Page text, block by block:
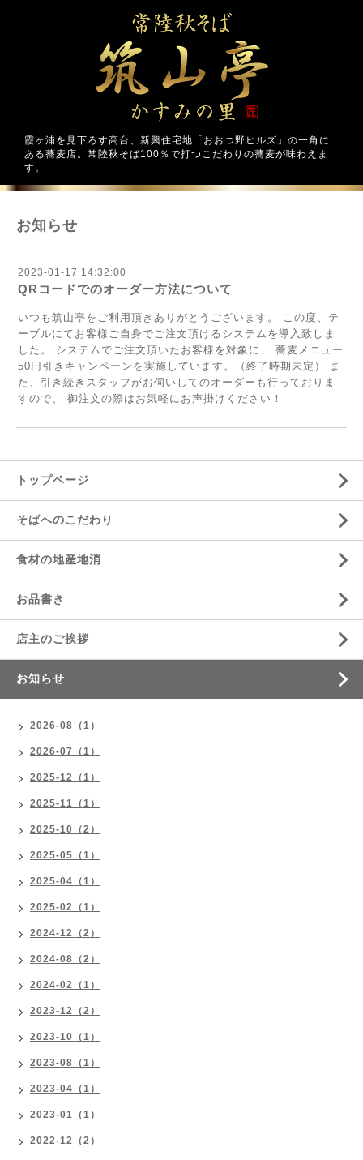
霞ヶ浦を見下ろす高台、新興住宅地「おおつ野ヒルズ」の一角に
ある蕎麦店。常陸秋そば100％で打つこだわりの蕎麦が味わえま
す。
お知らせ
2023-01-17 14:32:00
QRコードでのオーダー方法について
いつも筑山亭をご利用頂きありがとうございます。 この度、テ
ーブルにてお客様ご自身でご注文頂けるシステムを導入致しま
した。 システムでご注文頂いたお客様を対象に、 蕎麦メニュー
50円引きキャンペーンを実施しています。（終了時期未定） ま
た、引き続きスタッフがお伺いしてのオーダーも行っておりま
すので、 御注文の際はお気軽にお声掛けください！
トップページ
そばへのこだわり
食材の地産地消
お品書き
店主のご挨拶
お知らせ
2026-08（1）
2026-07（1）
2025-12（1）
2025-11（1）
2025-10（2）
2025-05（1）
2025-04（1）
2025-02（1）
2024-12（2）
2024-08（2）
2024-02（1）
2023-12（2）
2023-10（1）
2023-08（1）
2023-04（1）
2023-01（1）
2022-12（2）